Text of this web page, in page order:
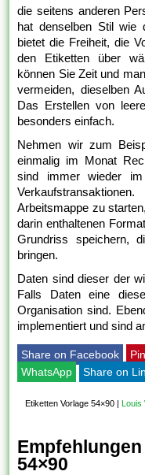
die seitens anderen
hat denselben Stil wie
bietet die Freiheit, die
den Etiketten über
können Sie Zeit und
vermeiden, dieselben
Das Erstellen von
besonders einfach.
Nehmen wir zum
einmalig im Monat
sind immer wieder im
Arbeitsmappe zu
darin enthaltenen
Grundriss speichern,
bringen.
Daten sind dieser der
Falls Daten eine
Organisation sind.
implementiert und sind
Share on Facebook
WhatsApp
Share on
Etiketten Vorlage 54×90 | Louis
54×90